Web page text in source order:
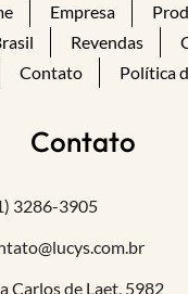
Empresa
Revendas
Contato Política
Contato
3286-3905
Carlos de Laet, 5982